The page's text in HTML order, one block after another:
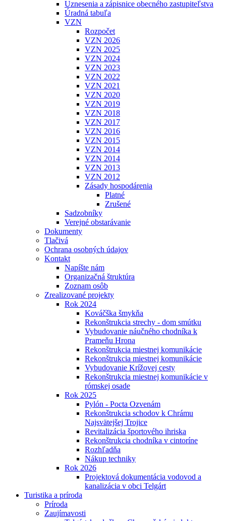
Uznesenia a zápisnice obecného zastupiteľstva
Úradná tabuľa
VZN
Rozpočet
VZN 2026
VZN 2025
VZN 2024
VZN 2023
VZN 2022
VZN 2021
VZN 2020
VZN 2019
VZN 2018
VZN 2017
VZN 2016
VZN 2015
VZN 2014
VZN 2014
VZN 2013
VZN 2012
Zásady hospodárenia
Platné
Zrušené
Sadzobníky
Verejné obstarávanie
Dokumenty
Tlačivá
Ochrana osobných údajov
Kontakt
Napíšte nám
Organizačná štruktúra
Zoznam osôb
Zrealizované projekty
Rok 2024
Kováčška šmykňa
Rekonštrukcia strechy - dom smútku
Vybudovanie náučného chodníka k
Prameňu Hrona
Rekonštrukcia miestnej komunikácie
Rekonštrukcia miestnej komunikácie
Vybudovanie Krížovej cesty
Rekonštrukcia miestnej komunikácie v
rómskej osade
Rok 2025
Pylón - Pocta Ozvenám
Rekonštrukcia schodov k Chrámu
Najsvätejšej Trojice
Revitalizácia športového ihriska
Rekonštrukcia chodníka v cintoríne
Rozhľadňa
Nákup techniky
Rok 2026
Projektová dokumentácia vodovod a
kanalizácia v obci Telgárt
Turistika a príroda
Príroda
Zaujímavosti